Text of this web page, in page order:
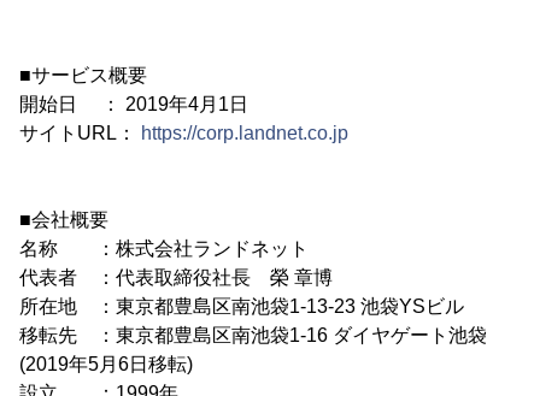
■サービス概要
開始日 ： 2019年4月1日
サイトURL：
https://corp.landnet.co.jp
■会社概要
名称 ：株式会社ランドネット
代表者 ：代表取締役社長 榮 章博
所在地 ：東京都豊島区南池袋1-13-23 池袋YSビル
移転先 ：東京都豊島区南池袋1-16 ダイヤゲート池袋
(2019年5月6日移転)